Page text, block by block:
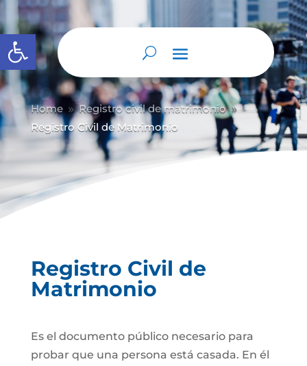
Abrir barra de herramientas
Home 9 Registro civil de matrimonio 9
Registro Civil de Matrimonio
Registro Civil de
Matrimonio
Es el documento público necesario para
probar que una persona está casada. En él